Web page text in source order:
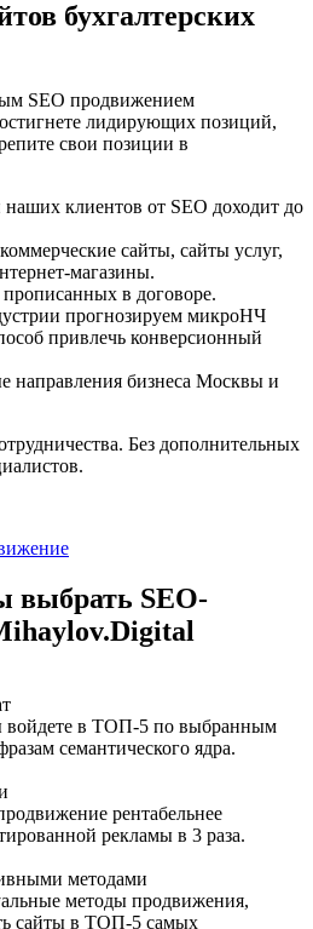
бухгалтерских
SEO продвижением
лидирующих позиций,
свои позиции в
клиентов от SEO доходит до
сайты, сайты услуг,
магазины.
в договоре.
прогнозируем микроНЧ
привлечь конверсионный
направления бизнеса Москвы и
Без дополнительных
выбрать SEO-
войдете в ТОП-5 по выбранным
семантического ядра.
рентабельнее
рекламы в 3 раза.
методами
методы продвижения,
сайты в ТОП-5 самых